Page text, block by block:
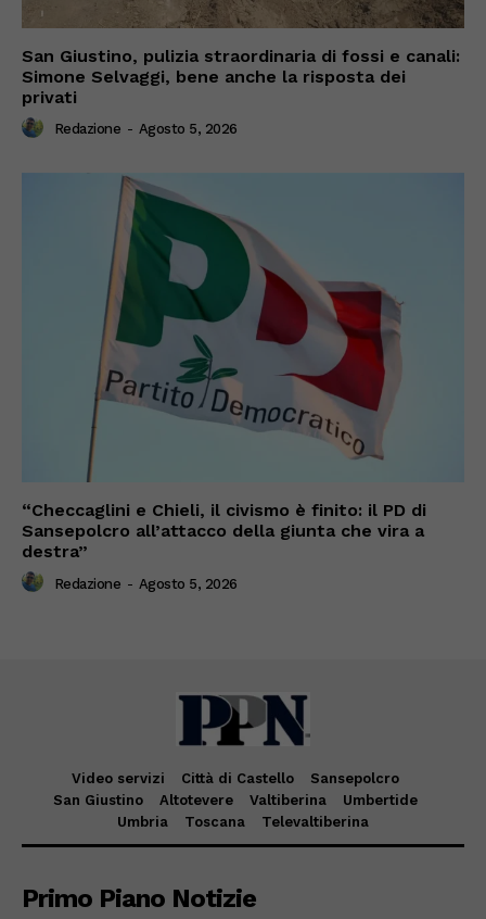
San Giustino, pulizia straordinaria di fossi e canali:
Simone Selvaggi, bene anche la risposta dei
privati
Redazione - Agosto 5, 2026
“Checcaglini e Chieli, il civismo è finito: il PD di
Sansepolcro all’attacco della giunta che vira a
destra”
Redazione - Agosto 5, 2026
Video servizi Città di Castello
Sansepolcro
San Giustino
Altotevere Valtiberina
Umbertide
Umbria
Toscana Televaltiberina
Primo Piano Notizie